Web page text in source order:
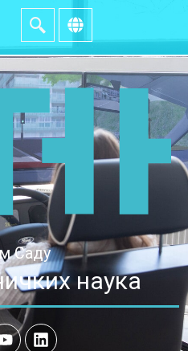
Саду
наука